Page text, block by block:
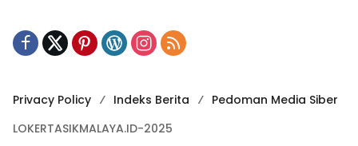
Privacy Policy Indeks Berita
Pedoman Media Siber
LOKERTASIKMALAYA.ID-2025